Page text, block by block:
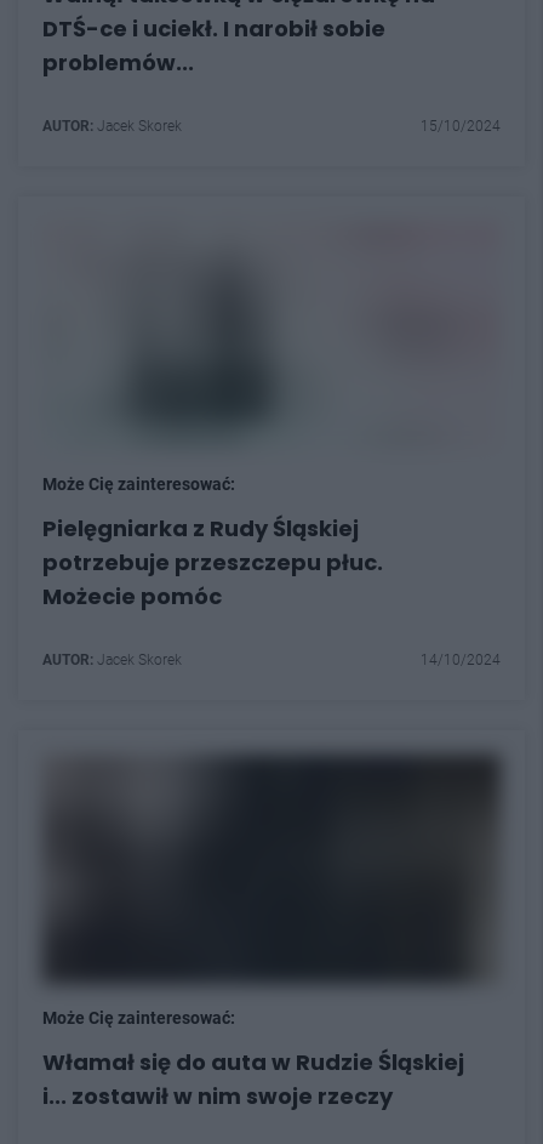
DTŚ-ce i uciekł. I narobił sobie
problemów...
AUTOR: Jacek Skorek 15/10/2024
Może Cię zainteresować:
Pielęgniarka z Rudy Śląskiej
potrzebuje przeszczepu płuc.
Możecie pomóc
AUTOR: Jacek Skorek 14/10/2024
Może Cię zainteresować:
Włamał się do auta w Rudzie Śląskiej
i... zostawił w nim swoje rzeczy